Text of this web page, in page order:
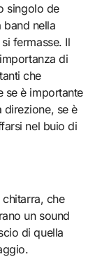
singolo de
nella
fermasse. Il
di
che
se è importante
direzione, se è
nel buio di
che
un sound
di quella